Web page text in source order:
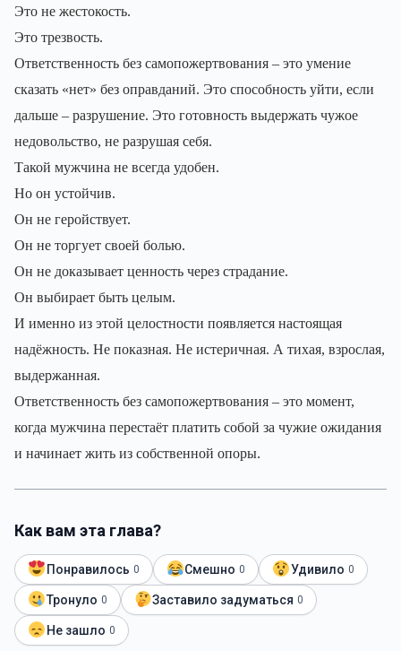
Это не жестокость.
Это трезвость.
Ответственность без самопожертвования – это умение
сказать «нет» без оправданий. Это способность уйти, если
дальше – разрушение. Это готовность выдержать чужое
недовольство, не разрушая себя.
Такой мужчина не всегда удобен.
Но он устойчив.
Он не геройствует.
Он не торгует своей болью.
Он не доказывает ценность через страдание.
Он выбирает быть целым.
И именно из этой целостности появляется настоящая
надёжность. Не показная. Не истеричная. А тихая, взрослая,
выдержанная.
Ответственность без самопожертвования – это момент,
когда мужчина перестаёт платить собой за чужие ожидания
и начинает жить из собственной опоры.
Как вам эта глава?
Понравилось 0 Смешно 0 Удивило 0
Тронуло 0 Заставило задуматься 0
Не зашло 0